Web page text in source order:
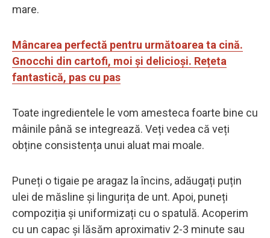
mare.
Mâncarea perfectă pentru următoarea ta cină.
Gnocchi din cartofi, moi și delicioși. Rețeta
fantastică, pas cu pas
Toate ingredientele le vom amesteca foarte bine cu
mâinile până se integrează. Veți vedea că veți
obține consistența unui aluat mai moale.
Puneți o tigaie pe aragaz la încins, adăugați puțin
ulei de măsline și lingurița de unt. Apoi, puneți
compoziția și uniformizați cu o spatulă. Acoperim
cu un capac și lăsăm aproximativ 2-3 minute sau